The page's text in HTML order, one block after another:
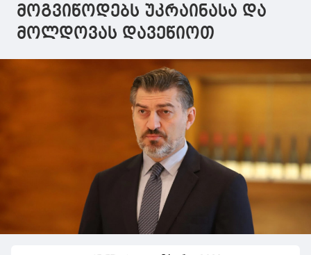
მოგვიწოდებს უკრაინასა და
მოლდოვას დავეწიოთ